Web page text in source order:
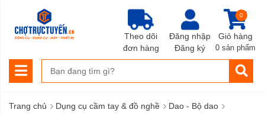
Đăng nhập
Đăng ký
Giỏ hàng
0
0 sản phẩm
Theo dõi
đơn hàng
Trang chủ › Dụng cụ cầm tay & đồ nghề › Dao - Bộ dao ›